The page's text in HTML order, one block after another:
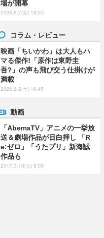
場が開幕
2026.8.7(金) 18:20
コラム・レビュー
映画「ちいかわ」は大人もハ
マる傑作!「原作は東野圭
吾?」の声も飛び交う仕掛けが
満載
2026.8.8(土) 10:45
動画
「AbemaTV」アニメの一挙放
送＆劇場作品が目白押し 「R
e:ゼロ」「うたプリ」新海誠
作品も
2017.3.18(土) 9:06